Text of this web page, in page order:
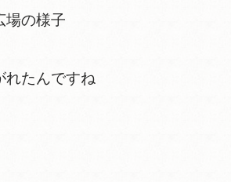
場の様子
れたんですね